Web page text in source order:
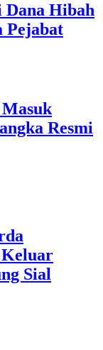
Dana Hibah
Pejabat
Resmi
Sial